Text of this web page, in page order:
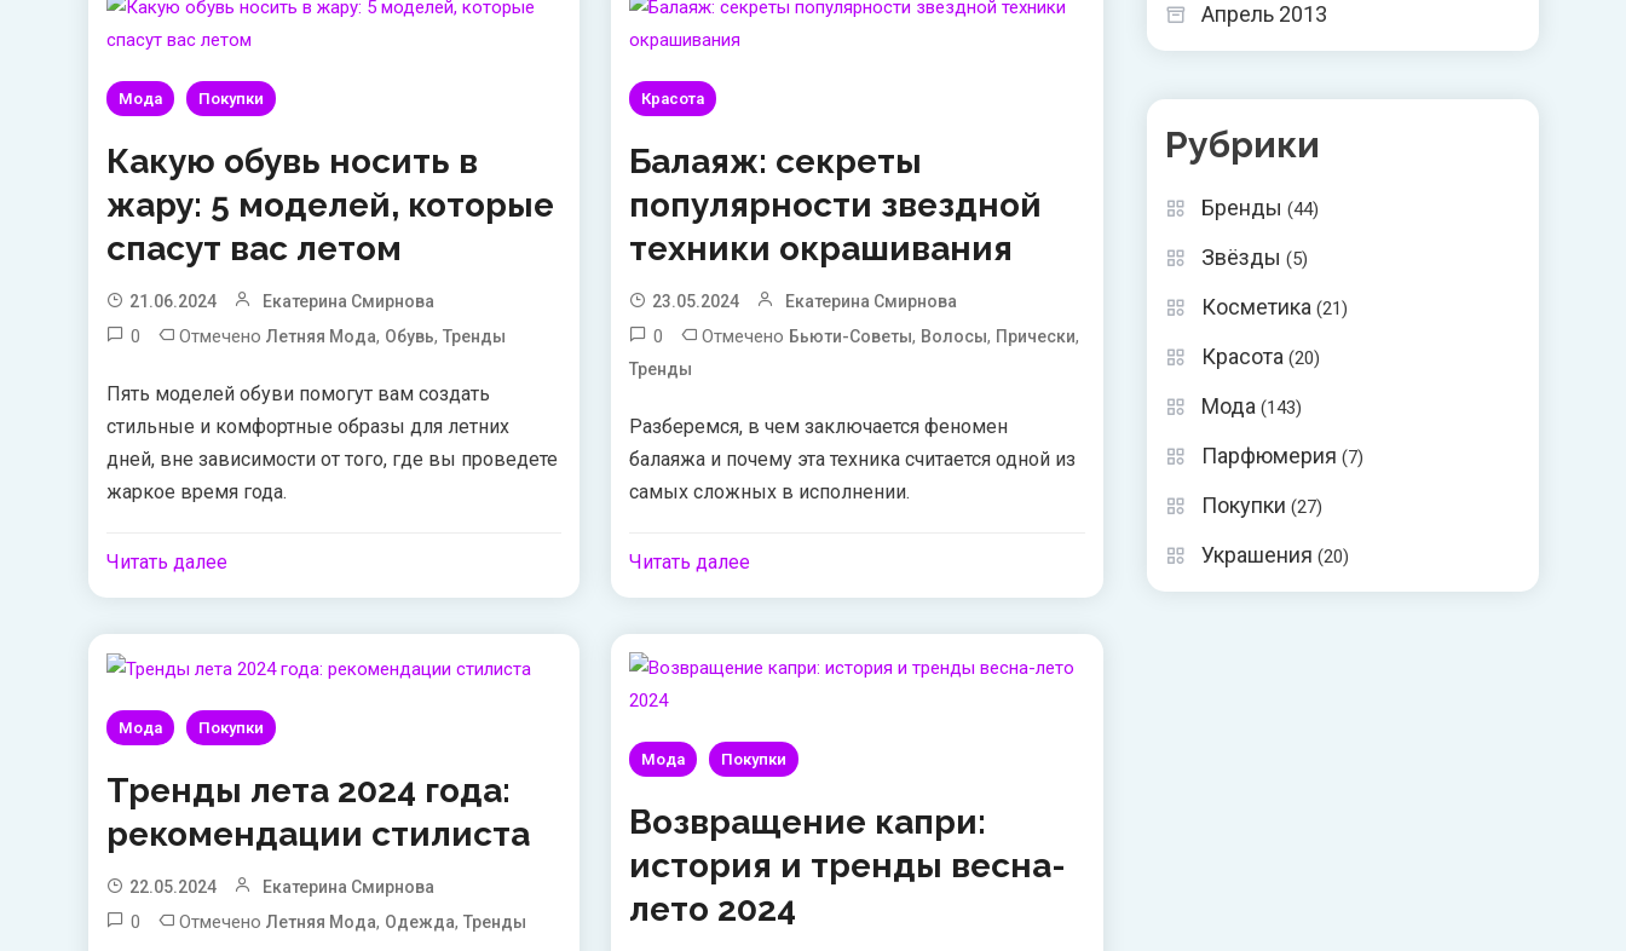
Мода Покупки
Какую обувь носить в
жару: 5 моделей, которые
спасут вас летом
21.06.2024 Екатерина Смирнова
0 Отмечено Летняя Мода, Обувь, Тренды
Пять моделей обуви помогут вам создать
стильные и комфортные образы для летних
дней, вне зависимости от того, где вы проведете
жаркое время года.
Читать далее
Красота
Балаяж: секреты
популярности звездной
техники окрашивания
23.05.2024 Екатерина Смирнова
0 Отмечено Бьюти-Советы, Волосы, Прически,
Тренды
Разберемся, в чем заключается феномен
балаяжа и почему эта техника считается одной из
самых сложных в исполнении.
Читать далее
Мода Покупки
Тренды лета 2024 года:
рекомендации стилиста
22.05.2024 Екатерина Смирнова
0 Отмечено Летняя Мода, Одежда, Тренды
Мода Покупки
Возвращение капри:
история и тренды весна-
лето 2024
Апрель 2013
Рубрики
Бренды (44)
Звёзды (5)
Косметика (21)
Красота (20)
Мода (143)
Парфюмерия (7)
Покупки (27)
Украшения (20)